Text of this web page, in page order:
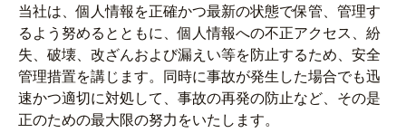
当社は、個人情報を正確かつ最新の状態で保管、管理す
るよう努めるとともに、個人情報への不正アクセス、紛
失、破壊、改ざんおよび漏えい等を防止するため、安全
管理措置を講じます。同時に事故が発生した場合でも迅
速かつ適切に対処して、事故の再発の防止など、その是
正のための最大限の努力をいたします。